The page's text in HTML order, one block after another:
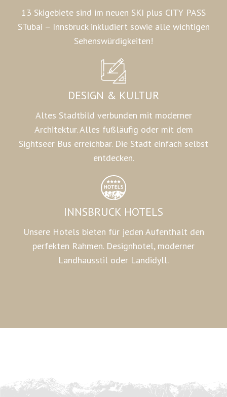
13 Skigebiete sind im neuen SKI plus CITY PASS
STubai – Innsbruck inkludiert sowie alle wichtigen
Sehenswürdigkeiten!
DESIGN & KULTUR
Altes Stadtbild verbunden mit moderner
Architektur. Alles fußläufig oder mit dem
Sightseer Bus erreichbar. Die Stadt einfach selbst
entdecken.
INNSBRUCK HOTELS
Unsere Hotels bieten für jeden Aufenthalt den
perfekten Rahmen. Designhotel, moderner
Landhausstil oder Landidyll.